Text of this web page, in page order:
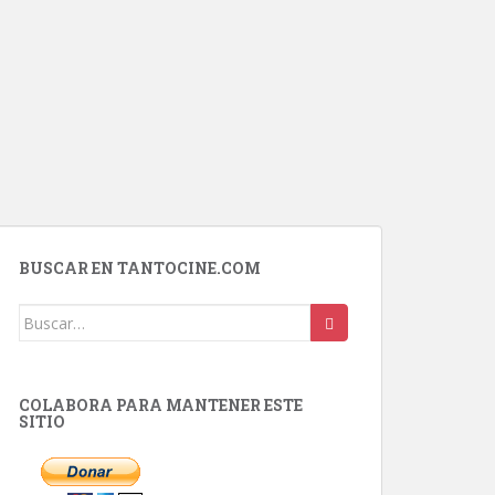
BUSCAR EN TANTOCINE.COM
Buscar:
COLABORA PARA MANTENER ESTE
SITIO